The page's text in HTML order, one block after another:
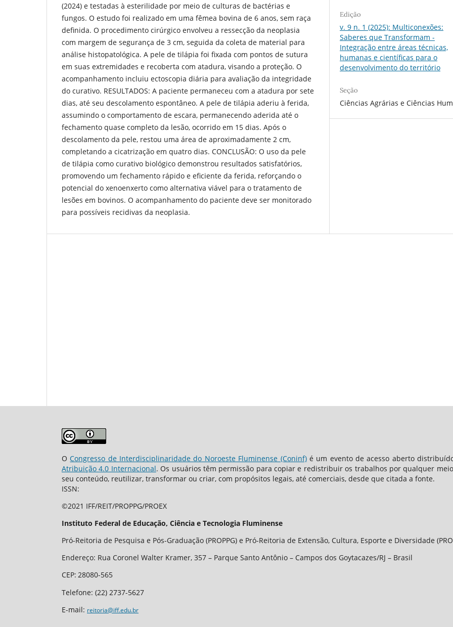
(2024) e testadas à esterilidade por meio de culturas de bactérias e
fungos. O estudo foi realizado em uma fêmea bovina de 6 anos, sem raça
definida. O procedimento cirúrgico envolveu a ressecção da neoplasia
com margem de segurança de 3 cm, seguida da coleta de material para
análise histopatológica. A pele de tilápia foi fixada com pontos de sutura
em suas extremidades e recoberta com atadura, visando a proteção. O
acompanhamento incluiu ectoscopia diária para avaliação da integridade
do curativo. RESULTADOS: A paciente permaneceu com a atadura por sete
dias, até seu descolamento espontâneo. A pele de tilápia aderiu à ferida,
assumindo o comportamento de escara, permanecendo aderida até o
fechamento quase completo da lesão, ocorrido em 15 dias. Após o
descolamento da pele, restou uma área de aproximadamente 2 cm,
completando a cicatrização em quatro dias. CONCLUSÃO: O uso da pele
de tilápia como curativo biológico demonstrou resultados satisfatórios,
promovendo um fechamento rápido e eficiente da ferida, reforçando o
potencial do xenoenxerto como alternativa viável para o tratamento de
lesões em bovinos. O acompanhamento do paciente deve ser monitorado
para possíveis recidivas da neoplasia.
Edição
v. 9 n. 1 (2025): Multiconexões:
Saberes que Transformam -
Integração entre áreas técnicas,
humanas e científicas para o
desenvolvimento do território
Seção
Ciências Agrárias e Ciências
OCongresso de Interdisciplinaridade do Noroeste Fluminense (Coninf)é um evento de acesso aberto
Atribuição 4.0 Internacional. Os usuários têm permissão para copiar e redistribuir os trabalhos por qualquer
seu conteúdo, reutilizar, transformar ou criar, com propósitos legais, até comerciais, desde que citada a fonte.
ISSN:
©2021 IFF/REIT/PROPPG/PROEX
Instituto Federal de Educação, Ciência e Tecnologia Fluminense
Pró-Reitoria de Pesquisa e Pós-Graduação (PROPPG) e Pró-Reitoria de Extensão, Cultura, Esporte e Diversidade
Endereço: Rua Coronel Walter Kramer, 357 – Parque Santo Antônio – Campos dos Goytacazes/RJ – Brasil
CEP: 28080-565
Telefone: (22) 2737-5627
E-mail: reitoria@iff.edu.br